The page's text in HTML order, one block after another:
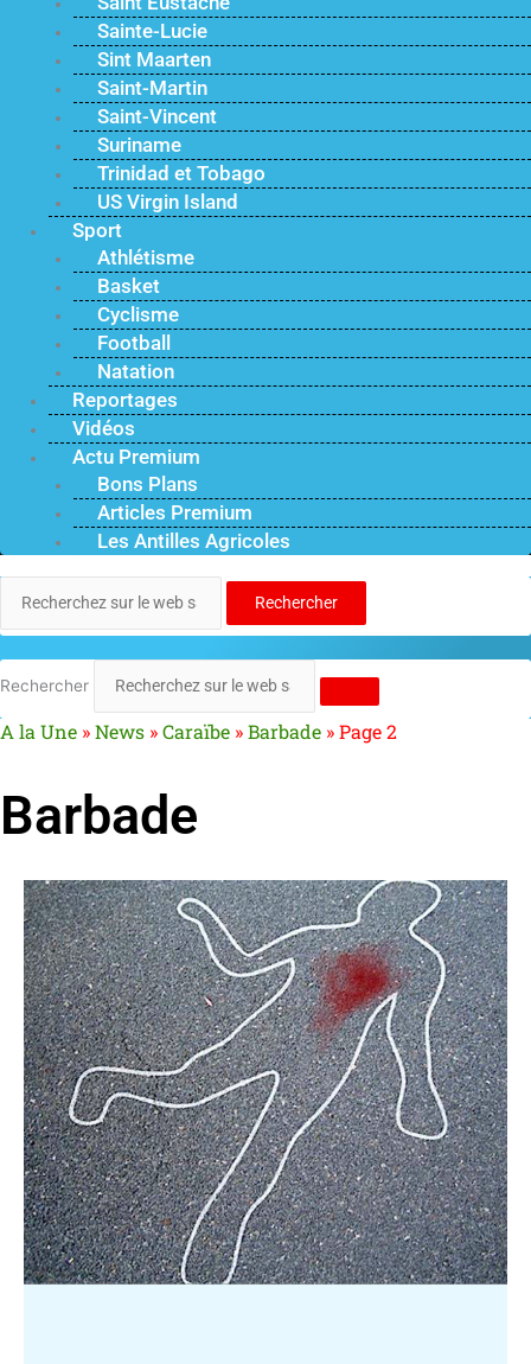
Sainte-Lucie
Sint Maarten
Saint-Martin
Saint-Vincent
Suriname
Trinidad et Tobago
US Virgin Island
Sport
Athlétisme
Basket
Cyclisme
Football
Natation
Reportages
Vidéos
Actu Premium
Bons Plans
Articles Premium
Les Antilles Agricoles
Rechercher
Rechercher
A la Une »News »Caraïbe »Barbade »Page 2
Barbade